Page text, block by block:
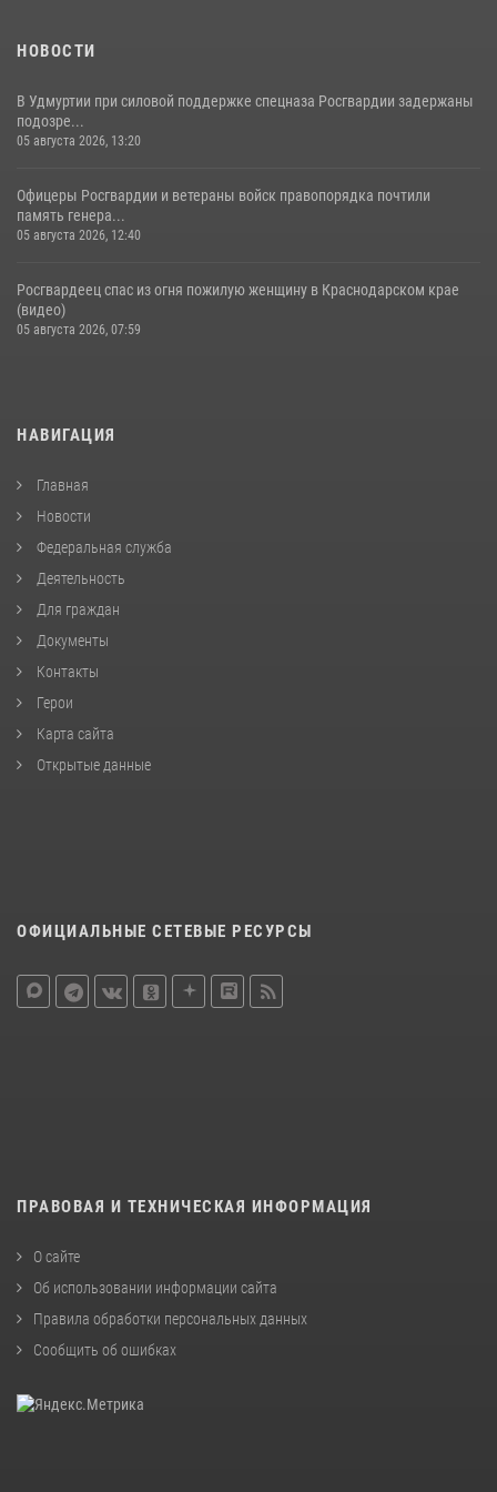
НОВОСТИ
В Удмуртии при силовой поддержке спецназа Росгвардии задержаны
подозре...
05 августа 2026, 13:20
Офицеры Росгвардии и ветераны войск правопорядка почтили
память генера...
05 августа 2026, 12:40
Росгвардеец спас из огня пожилую женщину в Краснодарском крае
(видео)
05 августа 2026, 07:59
НАВИГАЦИЯ
Главная
Новости
Федеральная служба
Деятельность
Для граждан
Документы
Контакты
Герои
Карта сайта
Открытые данные
ОФИЦИАЛЬНЫЕ СЕТЕВЫЕ РЕСУРСЫ
ПРАВОВАЯ И ТЕХНИЧЕСКАЯ ИНФОРМАЦИЯ
О сайте
Об использовании информации сайта
Правила обработки персональных данных
Сообщить об ошибках